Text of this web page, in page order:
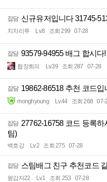
잡담 신규유저입니다 31745-
치차리투 Lv.8 조회 299 07-28
잡담 93579-94955 배그 합시다!
협장회의 Lv.39 조회 287 07-28
잡담 19862-86518 추천 코드
monghyoung Lv.44 조회 268 07-
잡담 27762-16758 코드 등록
팀)
백호강 Lv.2 조회 275 07-28
잡담 스팀배그 친구 추천코드
왕감자22 Lv.1 조회 253 07-28